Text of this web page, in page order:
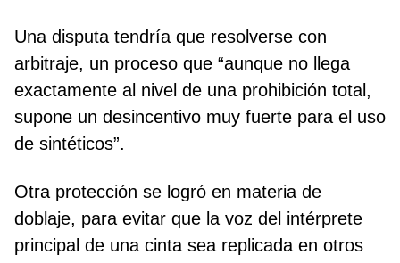
Una disputa tendría que resolverse con
arbitraje, un proceso que “aunque no llega
exactamente al nivel de una prohibición total,
supone un desincentivo muy fuerte para el uso
de sintéticos”.
Otra protección se logró en materia de
doblaje, para evitar que la voz del intérprete
principal de una cinta sea replicada en otros